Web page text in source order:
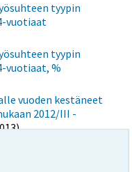
tyypin
vuotiaat
tyypin
vuotiaat, %
vuoden kestäneet
2012/III -
2012/III -